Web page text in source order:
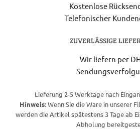
Kostenlose
Telefonischer
ZUVERLÄSSIGE
Wir liefern per
Lieferung 2-5 Werktage nach
Hinweis:Wenn Sie die Ware in unserer
werden die Artikel spätestens 3 Tage ab
Abholung